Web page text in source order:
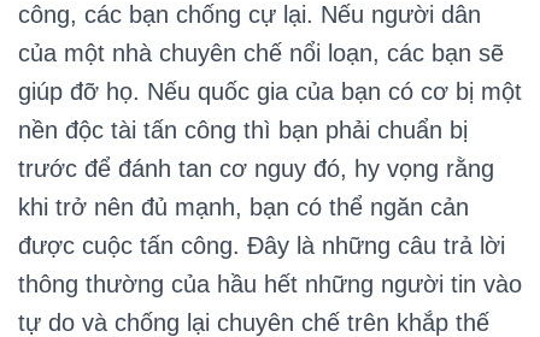
công, các bạn chống cự lại. Nếu người dân
của một nhà chuyên chế nổi loạn, các bạn sẽ
giúp đỡ họ. Nếu quốc gia của bạn có cơ bị một
nền độc tài tấn công thì bạn phải chuẩn bị
trước để đánh tan cơ nguy đó, hy vọng rằng
khi trở nên đủ mạnh, bạn có thể ngăn cản
được cuộc tấn công. Đây là những câu trả lời
thông thường của hầu hết những người tin vào
tự do và chống lại chuyên chế trên khắp thế